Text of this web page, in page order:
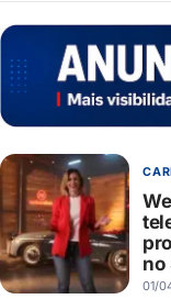
no
01/